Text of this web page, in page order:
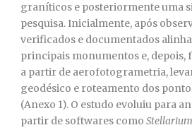
graníticos e posteriormente uma
pesquisa. Inicialmente, após
verificados e documentados
principais monumentos e, depois,
a partir de aerofotogrametria,
geodésico e roteamento dos
(Anexo 1). O estudo evoluiu para
partir de softwares como Stellarium